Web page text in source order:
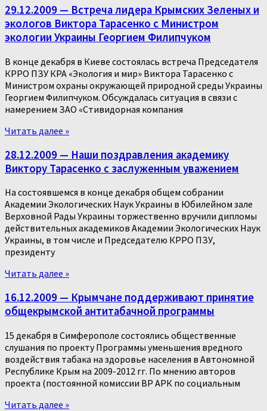
29.12.2009 — Встреча лидера Крымских Зеленых и
экологов Виктора Тарасенко с Министром
экологии Украины Георгием Филипчуком
В конце декабря в Киеве состоялась встреча Председателя
КРРО ПЗУ КРА «Экология и мир» Виктора Тарасенко с
Министром охраны окружающей природной среды Украины
Георгием Филипчуком. Обсуждалась ситуация в связи с
намерением ЗАО «Стивидорная компания
Читать далее »
28.12.2009 — Наши поздравления академику
Виктору Тарасенко с заслуженным уважением
На состоявшемся в конце декабря общем собрании
Академии Экологических Наук Украины в Юбилейном зале
Верховной Рады Украины торжественно вручили дипломы
действительных академиков Академии Экологических Наук
Украины, в том числе и Председателю КРРО ПЗУ,
президенту
Читать далее »
16.12.2009 — Крымчане поддерживают принятие
общекрымской антитабачной программы
15 декабря в Симферополе состоялись общественные
слушания по проекту Программы уменьшения вредного
воздействия табака на здоровье населения в Автономной
Республике Крым на 2009-2012 гг. По мнению авторов
проекта (постоянной комиссии ВР АРК по социальным
Читать далее »